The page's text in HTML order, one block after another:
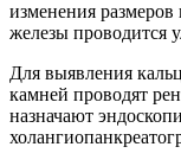
изменения
железы проводится
Для выявления
камней проводят
назначают